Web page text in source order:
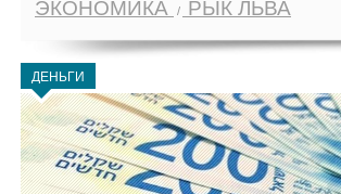
ЭКОНОМИКА РЫК ЛЬВА
ДЕНЬГИ